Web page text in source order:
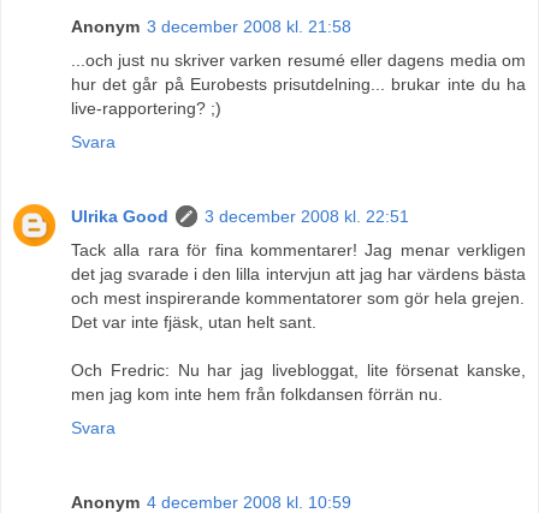
Anonym 3 december 2008 kl. 21:58
...och just nu skriver varken resumé eller dagens media om
hur det går på Eurobests prisutdelning... brukar inte du ha
live-rapportering? ;)
Svara
Ulrika Good
3 december 2008 kl. 22:51
Tack alla rara för fina kommentarer! Jag menar verkligen
det jag svarade i den lilla intervjun att jag har värdens bästa
och mest inspirerande kommentatorer som gör hela grejen.
Det var inte fjäsk, utan helt sant.
Och Fredric: Nu har jag livebloggat, lite försenat kanske,
men jag kom inte hem från folkdansen förrän nu.
Svara
Anonym 4 december 2008 kl. 10:59